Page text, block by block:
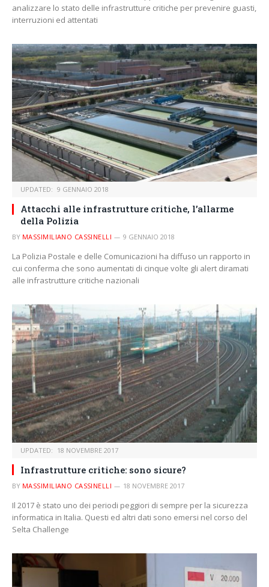
analizzare lo stato delle infrastrutture critiche per prevenire guasti,
interruzioni ed attentati
UPDATED: 9 GENNAIO 2018
Attacchi alle infrastrutture critiche, l’allarme
della Polizia
BY MASSIMILIANO CASSINELLI 9 GENNAIO 2018
La Polizia Postale e delle Comunicazioni ha diffuso un rapporto in
cui conferma che sono aumentati di cinque volte gli alert diramati
alle infrastrutture critiche nazionali
UPDATED: 18 NOVEMBRE 2017
Infrastrutture critiche: sono sicure?
BY MASSIMILIANO CASSINELLI 18 NOVEMBRE 2017
Il 2017 è stato uno dei periodi peggiori di sempre per la sicurezza
informatica in Italia. Questi ed altri dati sono emersi nel corso del
Selta Challenge